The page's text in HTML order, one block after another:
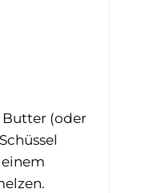
Butter (oder